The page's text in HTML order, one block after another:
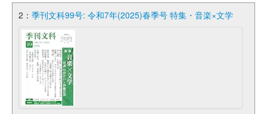
2： 季刊文科99号: 令和7年(2025)春季号 特集・音楽×文学